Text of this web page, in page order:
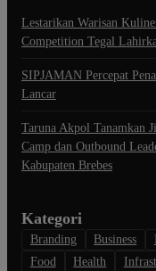
Lestarikan Warisan
Competition Tegal
SIPJAMAN Percepat
Lancar
Taruna Akpol Tanamkan
Camp dan Outbound
Kabupaten Brebes
Kategori
Branding Business
Food
Health